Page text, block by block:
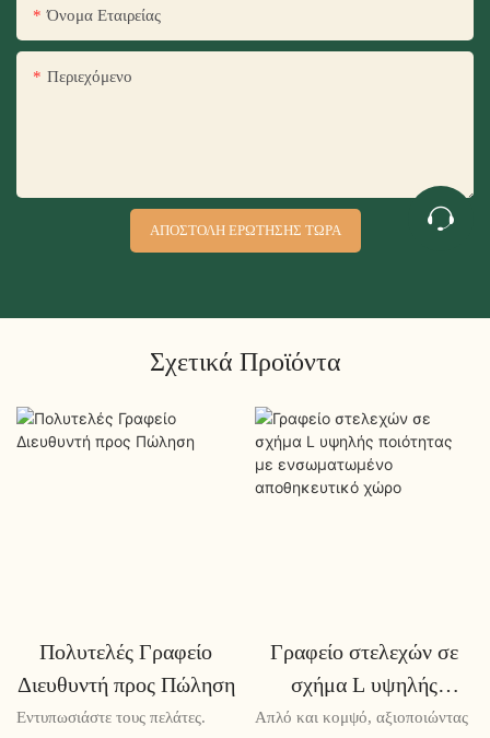
Όνομα Εταιρείας
Περιεχόμενο
ΑΠΟΣΤΟΛΉ ΕΡΏΤΗΣΗΣ ΤΏΡΑ
Σχετικά Προϊόντα
Πολυτελές Γραφείο
Διευθυντή προς Πώληση
Εντυπωσιάστε τους πελάτες.
Γραφείο στελεχών σε
σχήμα L υψηλής
ποιότητας με
Απλό και κομψό, αξιοποιώντας